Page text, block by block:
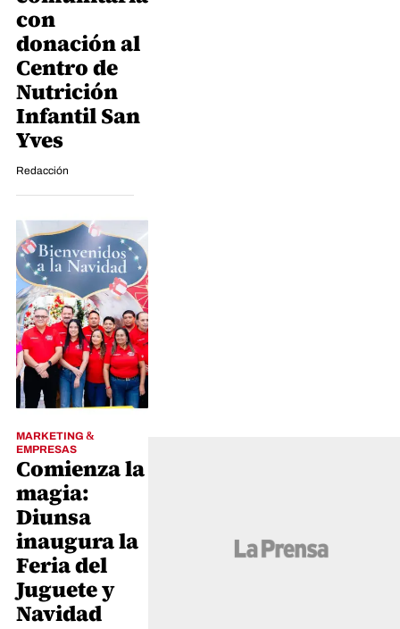
con
donación al
Centro de
Nutrición
Infantil San
Yves
Redacción
MARKETING &
EMPRESAS
Comienza la
magia:
Diunsa
inaugura la
Feria del
Juguete y
Navidad